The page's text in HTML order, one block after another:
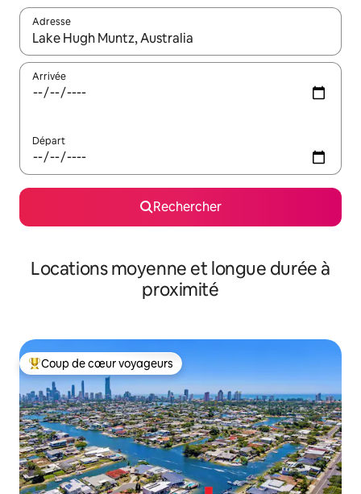
Adresse
Lorsque les résultats s'affichent, utilisez les flèches vers le
Arrivée
Départ
Rechercher
Locations moyenne et longue durée à
proximité
Coups de cœur voyageurs les plus appréciés
Coup de cœur voyageurs